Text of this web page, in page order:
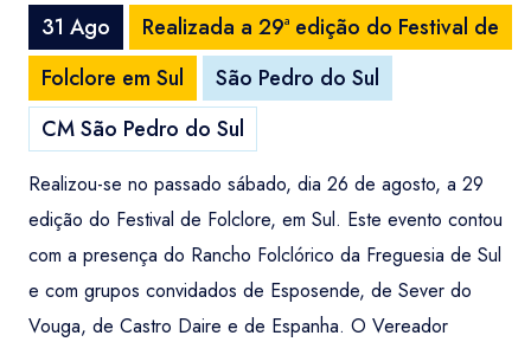
31 Ago
Realizada a 29ª edição do Festival de
Folclore em Sul
São Pedro do Sul
CM São Pedro do Sul
Realizou-se no passado sábado, dia 26 de agosto, a 29
edição do Festival de Folclore, em Sul. Este evento contou
com a presença do Rancho Folclórico da Freguesia de Sul
e com grupos convidados de Esposende, de Sever do
Vouga, de Castro Daire e de Espanha. O Vereador